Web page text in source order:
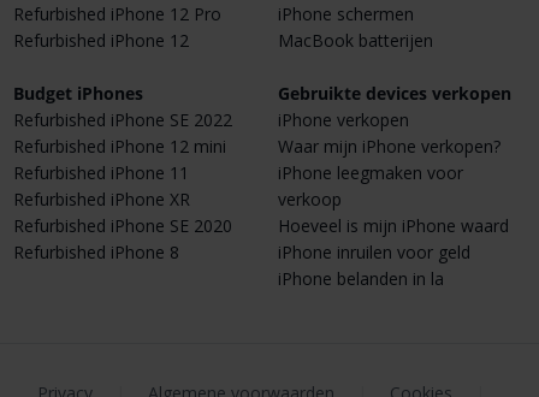
Refurbished iPhone 12 Pro
Refurbished iPhone 12
Budget iPhones
Refurbished iPhone SE 2022
Refurbished iPhone 12 mini
Refurbished iPhone 11
Refurbished iPhone XR
Refurbished iPhone SE 2020
Refurbished iPhone 8
iPhone schermen
MacBook batterijen
Gebruikte devices verkopen
iPhone verkopen
Waar mijn iPhone verkopen?
iPhone leegmaken voor
verkoop
Hoeveel is mijn iPhone waard
iPhone inruilen voor geld
iPhone belanden in la